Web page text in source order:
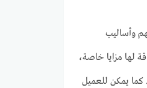
وأساليب
لها مزايا خاصة،
كما يمكن للعميل